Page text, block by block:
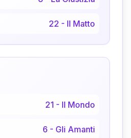
22 - Il Matto
21 - Il Mondo
6 - Gli Amanti